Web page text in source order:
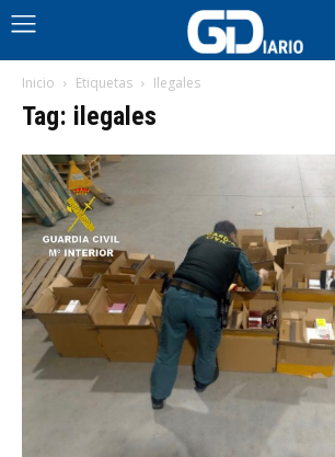
Inicio Etiquetas Ilegales
Tag: ilegales